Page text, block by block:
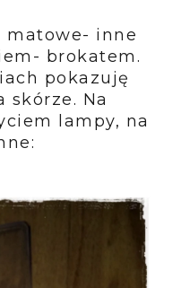
matowe- inne
brokatem.
pokazuję
skórze. Na
lampy, na